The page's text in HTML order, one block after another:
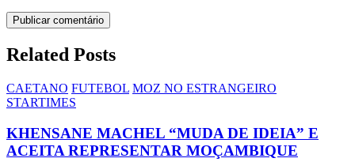
Related Posts
CAETANO FUTEBOL MOZ NO ESTRANGEIRO
STARTIMES
KHENSANE MACHEL “MUDA DE IDEIA” E
ACEITA REPRESENTAR MOÇAMBIQUE